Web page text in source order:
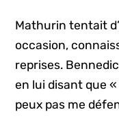
Mathurin tentait
occasion,
reprises.
en lui disant que
peux pas me